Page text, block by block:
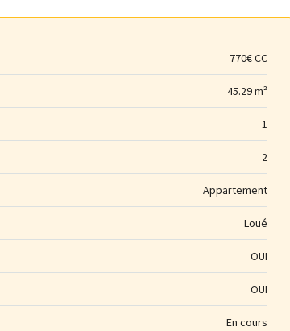
770€ CC
45.29 m²
1
2
Appartement
Loué
OUI
OUI
En cours